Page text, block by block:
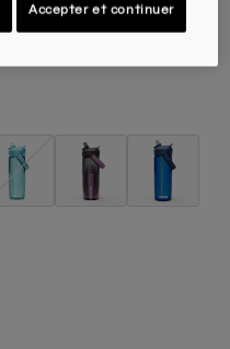
30% OFF
Accepter et continuer